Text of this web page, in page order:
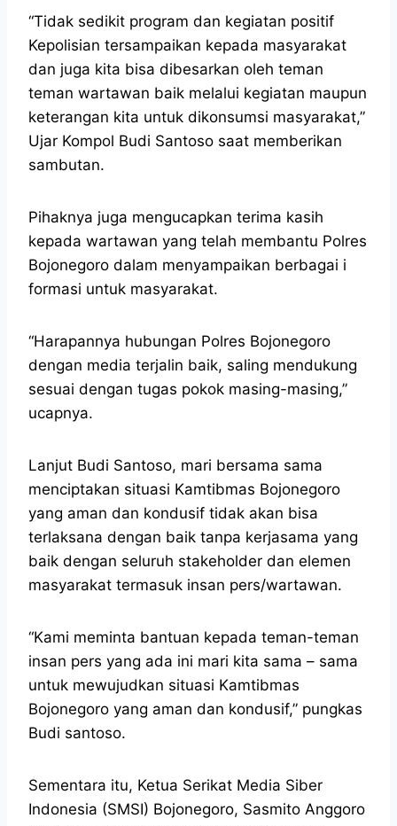
“Tidak sedikit program dan kegiatan positif
Kepolisian tersampaikan kepada masyarakat
dan juga kita bisa dibesarkan oleh teman
teman wartawan baik melalui kegiatan maupun
keterangan kita untuk dikonsumsi masyarakat,”
Ujar Kompol Budi Santoso saat memberikan
sambutan.
Pihaknya juga mengucapkan terima kasih
kepada wartawan yang telah membantu Polres
Bojonegoro dalam menyampaikan berbagai i
formasi untuk masyarakat.
“Harapannya hubungan Polres Bojonegoro
dengan media terjalin baik, saling mendukung
sesuai dengan tugas pokok masing-masing,”
ucapnya.
Lanjut Budi Santoso, mari bersama sama
menciptakan situasi Kamtibmas Bojonegoro
yang aman dan kondusif tidak akan bisa
terlaksana dengan baik tanpa kerjasama yang
baik dengan seluruh stakeholder dan elemen
masyarakat termasuk insan pers/wartawan.
“Kami meminta bantuan kepada teman-teman
insan pers yang ada ini mari kita sama – sama
untuk mewujudkan situasi Kamtibmas
Bojonegoro yang aman dan kondusif,” pungkas
Budi santoso.
Sementara itu, Ketua Serikat Media Siber
Indonesia (SMSI) Bojonegoro, Sasmito Anggoro